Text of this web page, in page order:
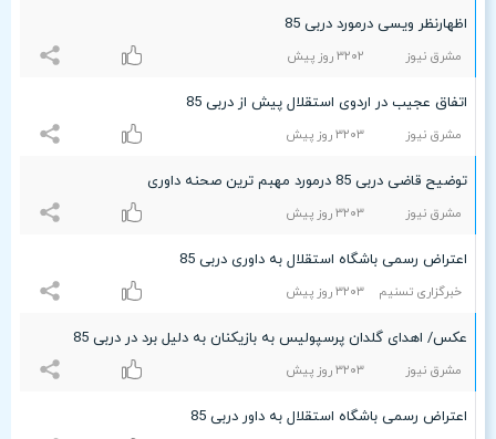
اظهارنظر ویسی درمورد دربی 85
مشرق نیوز ٣۲۰۲ روز پیش
اتفاق عجیب در اردوی استقلال پیش از دربی 85
مشرق نیوز ٣۲۰٣ روز پیش
توضیح قاضی دربی 85 درمورد مهبم ترین صحنه داوری
مشرق نیوز ٣۲۰٣ روز پیش
اعتراض رسمی باشگاه استقلال به داوری دربی 85
خبرگزاری تسنیم ٣۲۰٣ روز پیش
عکس/ اهدای گلدان پرسپولیس به بازیکنان به دلیل برد در دربی 85
مشرق نیوز ٣۲۰٣ روز پیش
اعتراض رسمی باشگاه استقلال به داور دربی 85